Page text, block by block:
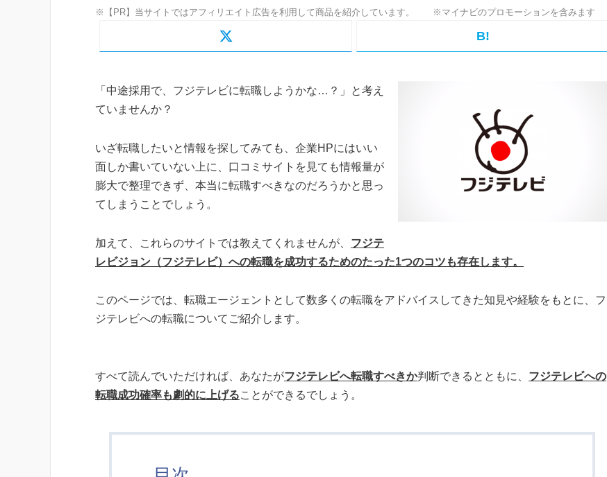
B!
「中途採用で、フジテレビに転職しようかな…？」と考え
ていませんか？
いざ転職したいと情報を探してみても、企業HPにはいい
面しか書いていない上に、口コミサイトを見ても情報量が
膨大で整理できず、本当に転職すべきなのだろうかと思っ
てしまうことでしょう。
加えて、これらのサイトでは教えてくれませんが、 フジテ
レビジョン（フジテレビ）への転職を成功するためのたった1つのコツも存在します。
このページでは、転職エージェントとして数多くの転職をアドバイスしてきた知見や経験をもとに、フ
ジテレビへの転職についてご紹介します。
すべて読んでいただければ、あなたがフジテレビへ転職すべきか判断できるとともに、 フジテレビへの
転職成功確率も劇的に上げることができるでしょう。